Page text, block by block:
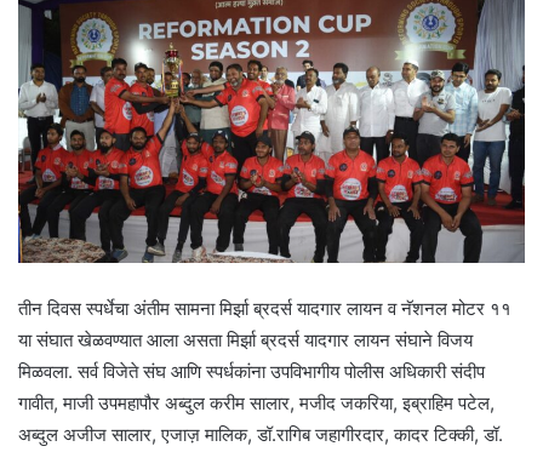
तीन दिवस स्पर्धेचा अंतीम सामना मिर्झा ब्रदर्स यादगार लायन व नॅशनल मोटर ११
या संघात खेळवण्यात आला असता मिर्झा ब्रदर्स यादगार लायन संघाने विजय
मिळवला. सर्व विजेते संघ आणि स्पर्धकांना उपविभागीय पोलीस अधिकारी संदीप
गावीत, माजी उपमहापौर अब्दुल करीम सालार, मजीद जकरिया, इब्राहिम पटेल,
अब्दुल अजीज सालार, एजाज़ मालिक, डॉ.रागिब जहागीरदार, कादर टिक्की, डॉ.